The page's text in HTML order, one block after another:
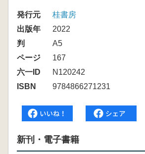
発行元
桂書房
出版年
2022
判
A5
ページ
167
六一ID
N120242
ISBN
9784866271231
新刊・電子書籍